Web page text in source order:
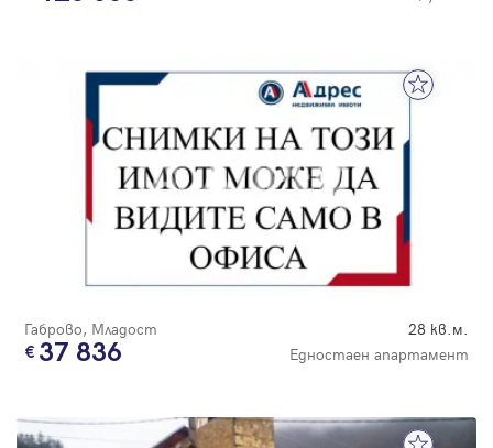
Габрово, Младост 28 кв.м.
37 836 Едностаен апартамент